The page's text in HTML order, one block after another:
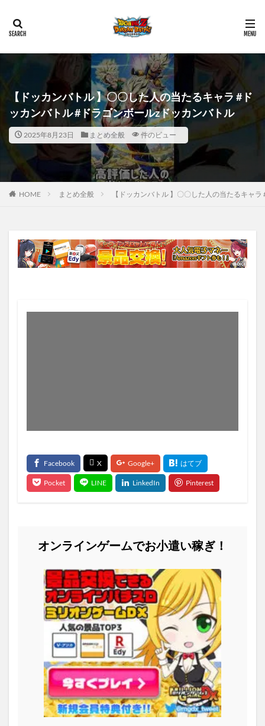
【ドッカンバトル 】〇〇した人の当たるキャラ #ド
ッカンバトル #ドラゴンボールzドッカンバトル
2025年8月23日 まとめ全般 件のビュー
HOME まとめ全般 【ドッカンバトル 】〇〇した人の当たるキャ
オンラインゲームでお小遣い稼ぎ！